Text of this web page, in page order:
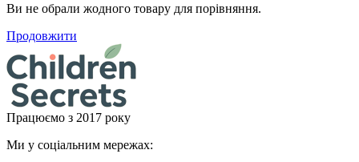
Ви не обрали жодного товару для порівняння.
Продовжити
Працюємо з 2017 року
Ми у соціальним мережах: